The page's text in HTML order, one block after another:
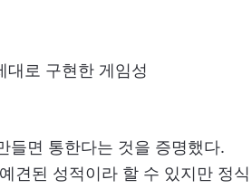
대로 구현한 게임성
들면 통한다는 것을 증명했다.
견된 성적이라 할 수 있지만 정식